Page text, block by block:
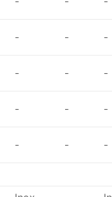
- - -
- - -
- - -
- - -